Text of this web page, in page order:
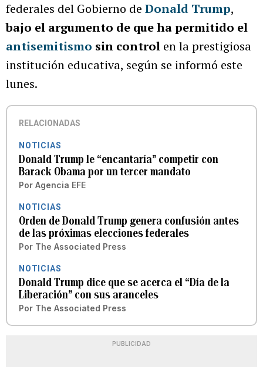
federales del Gobierno de Donald Trump,
bajo el argumento de que ha permitido el
antisemitismo sin control en la prestigiosa
institución educativa, según se informó este
lunes.
RELACIONADAS
NOTICIAS
Donald Trump le “encantaría” competir con
Barack Obama por un tercer mandato
Por Agencia EFE
NOTICIAS
Orden de Donald Trump genera confusión antes
de las próximas elecciones federales
Por The Associated Press
NOTICIAS
Donald Trump dice que se acerca el “Día de la
Liberación” con sus aranceles
Por The Associated Press
PUBLICIDAD